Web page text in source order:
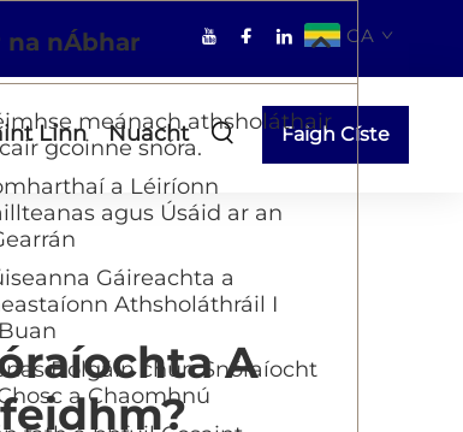
GA
Linn Nuacht Faigh Císte
A
na nÁbhar
meánach athsholáthair
gcoinne snóra.
a Léiríonn
agus Úsáid ar an
Gáireachta a
Athsholáthráil I
Bolgáin chun Snóraíocht
a Chaomhnú